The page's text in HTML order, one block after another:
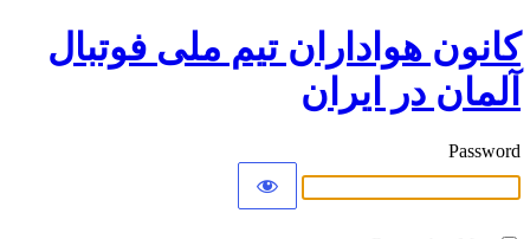
کانون هواداران تیم ملی فوتبال
آلمان در ایران
Password